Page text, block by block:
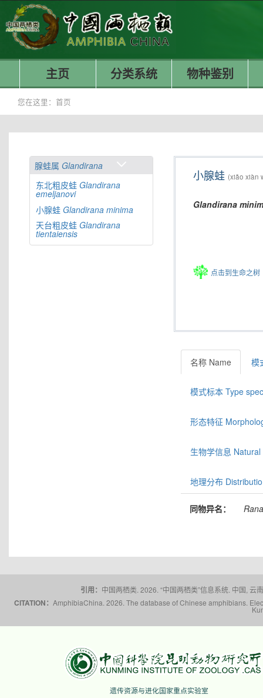
主页 分类系统 物种鉴别
您在这里： 首页
腺蛙属 Glandirana
东北粗皮蛙 Glandirana
emeljanovi
小腺蛙 Glandirana minima
天台粗皮蛙 Glandirana
tientaiensis
小腺蛙 (xiǎo xiàn
Glandirana
点击到生命之树
名称 Name 模
模式标本 Type
形态特征
生物学信息
地理分布
同物异名： Rana
引用： 中国两栖类. 2026. “中国两栖类”信息系统. 中国,
CITATION： AmphibiaChina. 2026. The database of Chinese amphibians.
遗传资源与进化国家重点实验室